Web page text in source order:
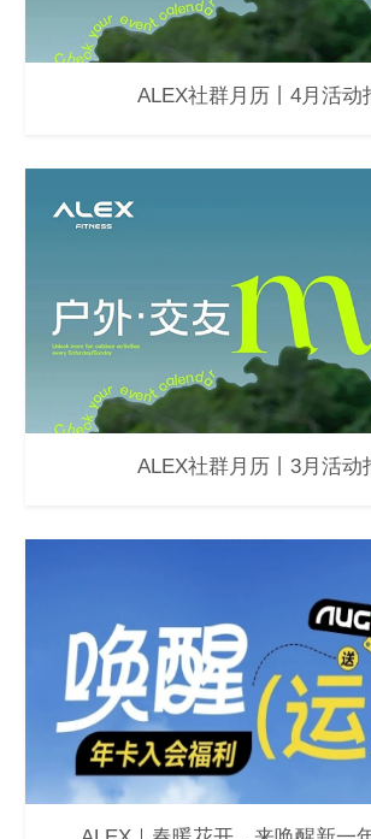
ALEX社群月历丨4月活动
ALEX社群月历丨3月活动